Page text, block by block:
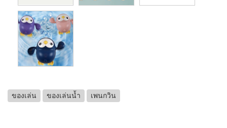
ของเล่น ของเล่นน้ำ เพนกวิน